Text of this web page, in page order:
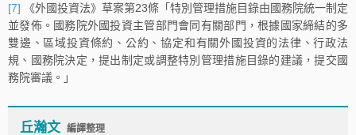
[7] 《外國投資法》草案第23條「特別管理措施目錄由國務院統一制定
並發佈。國務院外國投資主管部門會同有關部門，根據國家締結的多
雙邊、區域投資條約、公約、協定和有關外國投資的法律、行政法
規、國務院決定，提出制定或調整特別管理措施目錄的建議，提交國
務院審議。」
丘瀚文 編譯整理